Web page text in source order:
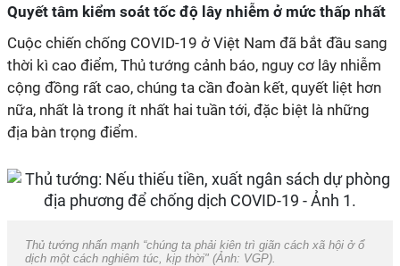
Quyết tâm kiểm soát tốc độ lây nhiễm ở mức thấp nhất
Cuộc chiến chống COVID-19 ở Việt Nam đã bắt đầu sang
thời kì cao điểm, Thủ tướng cảnh báo, nguy cơ lây nhiễm
cộng đồng rất cao, chúng ta cần đoàn kết, quyết liệt hơn
nữa, nhất là trong ít nhất hai tuần tới, đặc biệt là những
địa bàn trọng điểm.
Thủ tướng nhấn mạnh “chúng ta phải kiên trì giãn cách xã hội ở ổ
dịch một cách nghiêm túc, kịp thời" (Ảnh: VGP).